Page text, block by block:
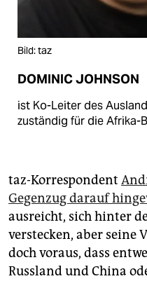
Bild: taz
DOMINIC JOHNSON
ist Ko-Leiter des
zuständig für die Afrika-
taz-Korrespondent
Gegenzug darauf
ausreicht, sich hinter
verstecken, aber seine
doch voraus, dass
Russland und China